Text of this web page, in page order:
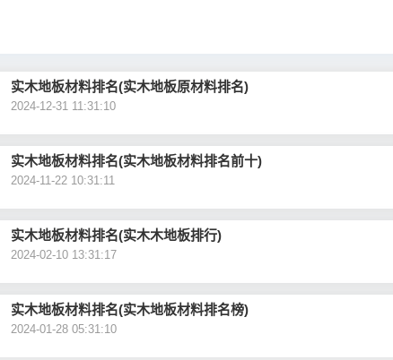
实木地板材料排名(实木地板原材料排名)
2024-12-31 11:31:10
实木地板材料排名(实木地板材料排名前十)
2024-11-22 10:31:11
实木地板材料排名(实木木地板排行)
2024-02-10 13:31:17
实木地板材料排名(实木地板材料排名榜)
2024-01-28 05:31:10